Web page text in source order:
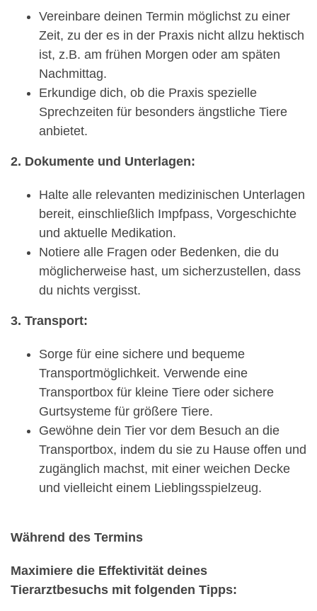
Vereinbare deinen Termin möglichst zu einer
Zeit, zu der es in der Praxis nicht allzu hektisch
ist, z.B. am frühen Morgen oder am späten
Nachmittag.
Erkundige dich, ob die Praxis spezielle
Sprechzeiten für besonders ängstliche Tiere
anbietet.
2. Dokumente und Unterlagen:
Halte alle relevanten medizinischen Unterlagen
bereit, einschließlich Impfpass, Vorgeschichte
und aktuelle Medikation.
Notiere alle Fragen oder Bedenken, die du
möglicherweise hast, um sicherzustellen, dass
du nichts vergisst.
3. Transport:
Sorge für eine sichere und bequeme
Transportmöglichkeit. Verwende eine
Transportbox für kleine Tiere oder sichere
Gurtsysteme für größere Tiere.
Gewöhne dein Tier vor dem Besuch an die
Transportbox, indem du sie zu Hause offen und
zugänglich machst, mit einer weichen Decke
und vielleicht einem Lieblingsspielzeug.
Während des Termins
Maximiere die Effektivität deines
Tierarztbesuchs mit folgenden Tipps: